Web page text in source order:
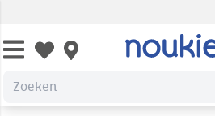
Open wishlist